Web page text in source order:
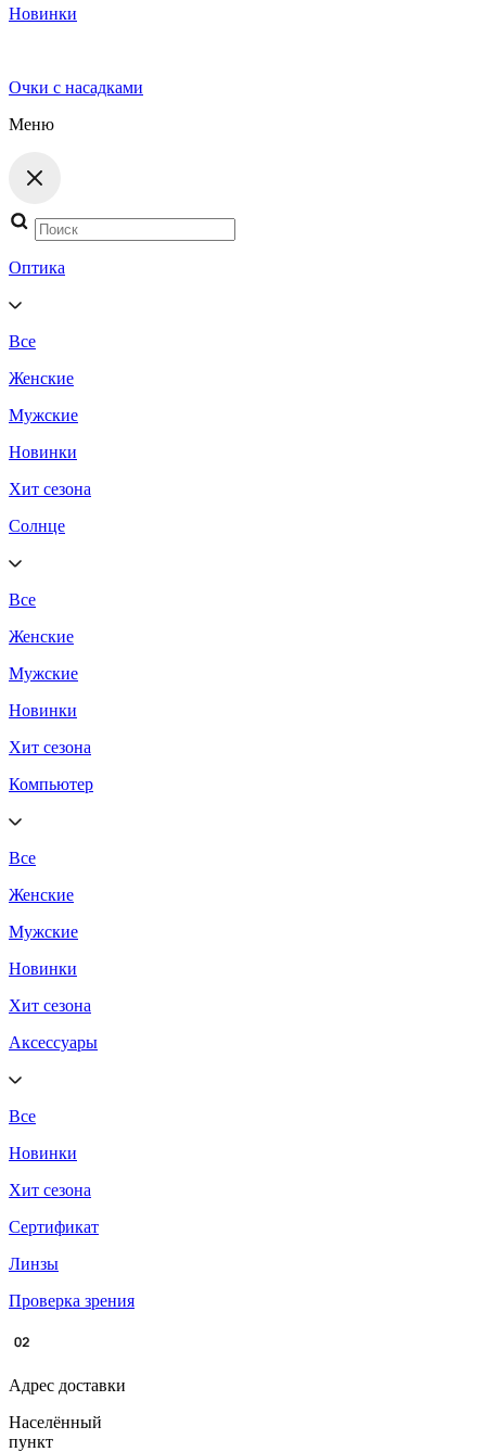
Новинки
Очки с насадками
Меню
Поиск
товаров
Оптика
Все
Женские
Мужские
Новинки
Хит сезона
Солнце
Все
Женские
Мужские
Новинки
Хит сезона
Компьютер
Все
Женские
Мужские
Новинки
Хит сезона
Аксессуары
Все
Новинки
Хит сезона
Сертификат
Линзы
Проверка зрения
Адрес доставки
Населённый
пункт